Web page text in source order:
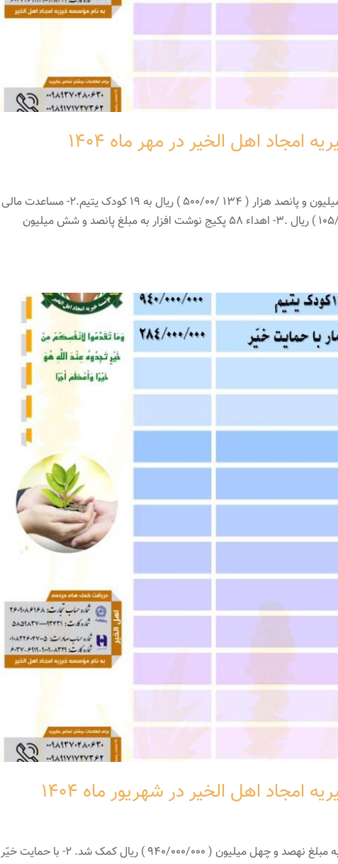
اهل الخیر در مهر ماه ۱۴۰۴
1- کفالت مستمر ایتام به مبلغ یکصد و سی و چهار میلیون و پانصد هزار ( 134 /500/00 ) ریال به 19 کودک یتیم.2- مساعدت مالی
به 3 مدرسه به مبلغ یکصد و پنج میلیون ( 105/000/000 ) ریال .3- اهداء 58 پکیج نوشت افزار به مبلغ پانصد و شش میلیون
اهل الخیر در شهریور ماه ۱۴۰۴
1- با حمایت خیّر ( کفالت ایتام ) به 110 کودک یتیم به مبلغ نهصد و چهل میلیون ( 940/000/000 ) ریال کمک شد. 2- با حمایت خیّر